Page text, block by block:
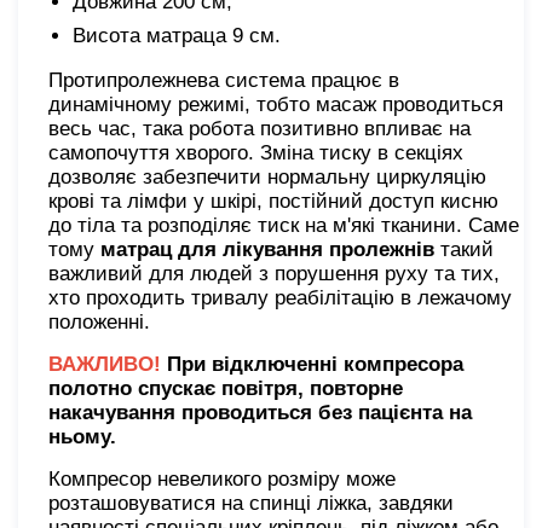
Висота матраца 9 см.
Протипролежнева система працює в
динамічному режимі, тобто масаж проводиться
весь час, така робота позитивно впливає на
самопочуття хворого. Зміна тиску в секціях
дозволяє забезпечити нормальну циркуляцію
крові та лімфи у шкірі, постійний доступ кисню
до тіла та розподіляє тиск на м'які тканини. Саме
тому матрац для лікування пролежнів такий
важливий для людей з порушення руху та тих,
хто проходить тривалу реабілітацію в лежачому
положенні.
ВАЖЛИВО! При відключенні компресора
полотно спускає повітря, повторне
накачування проводиться без пацієнта на
ньому.
Компресор невеликого розміру може
розташовуватися на спинці ліжка, завдяки